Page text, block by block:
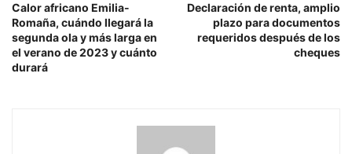
Calor africano Emilia-
Romaña, cuándo llegará la
segunda ola y más larga en
el verano de 2023 y cuánto
durará
Declaración de renta, amplio
plazo para documentos
requeridos después de los
cheques